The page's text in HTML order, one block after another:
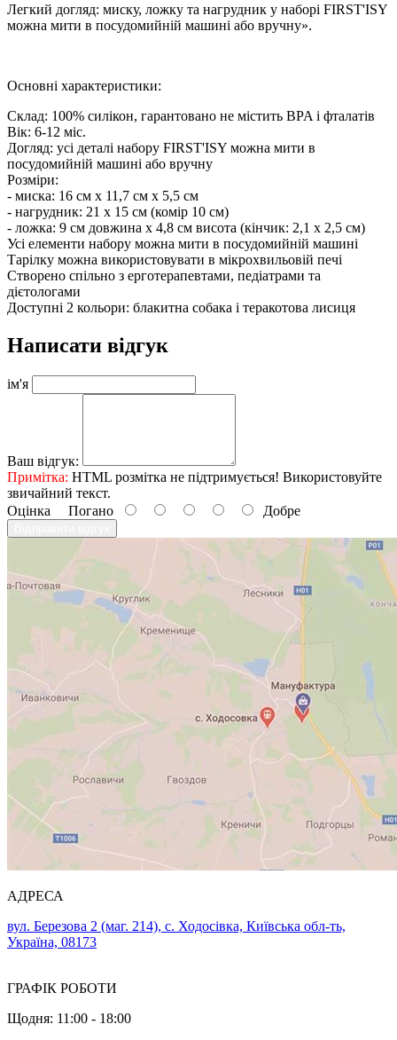
Легкий догляд: миску, ложку та нагрудник у наборі FIRST'ISY
можна мити в посудомийній машині або вручну».
Основні характеристики:
Склад: 100% силікон, гарантовано не містить BPA і фталатів
Вік: 6-12 міс.
Догляд: усі деталі набору FIRST'ISY можна мити в
посудомийній машині або вручну
Розміри:
- миска: 16 см х 11,7 см х 5,5 см
- нагрудник: 21 х 15 см (комір 10 см)
- ложка: 9 см довжина х 4,8 см висота (кінчик: 2,1 х 2,5 см)
Усі елементи набору можна мити в посудомийній машині
Тарілку можна використовувати в мікрохвильовій печі
Створено спільно з ерготерапевтами, педіатрами та
дієтологами
Доступні 2 кольори: блакитна собака і теракотова лисиця
Написати відгук
ім'я
Ваш відгук:
Примітка: HTML розмітка не підтримується! Використовуйте
звичайний текст.
Оцінка Погано Добре
АДРЕСА
вул. Березова 2 (маг. 214), с. Ходосівка, Київська обл-ть,
Україна, 08173
ГРАФІК РОБОТИ
Щодня: 11:00 - 18:00